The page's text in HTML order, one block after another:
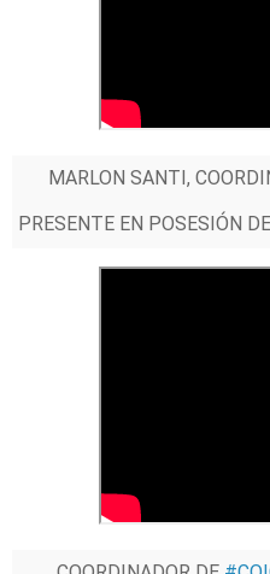
MARLON SANTI,
PRESENTE EN POSESIÓN
LA